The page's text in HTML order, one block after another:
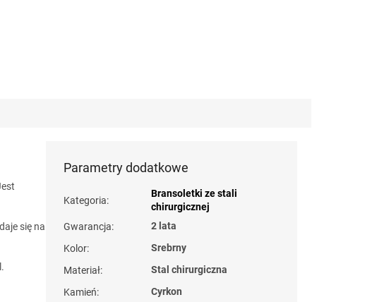
się na
Parametry dodatkowe
Kategoria:
Bransoletki ze stali
chirurgicznej
Gwarancja:
2 lata
Kolor:
Srebrny
Materiał:
Stal chirurgiczna
Kamień:
Cyrkon